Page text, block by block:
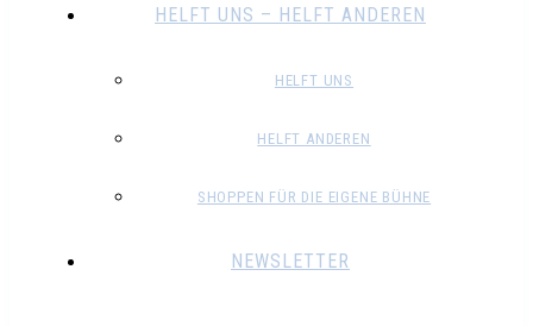
HELFT UNS – HELFT ANDEREN
HELFT UNS
HELFT ANDEREN
SHOPPEN FÜR DIE EIGENE BÜHNE
NEWSLETTER